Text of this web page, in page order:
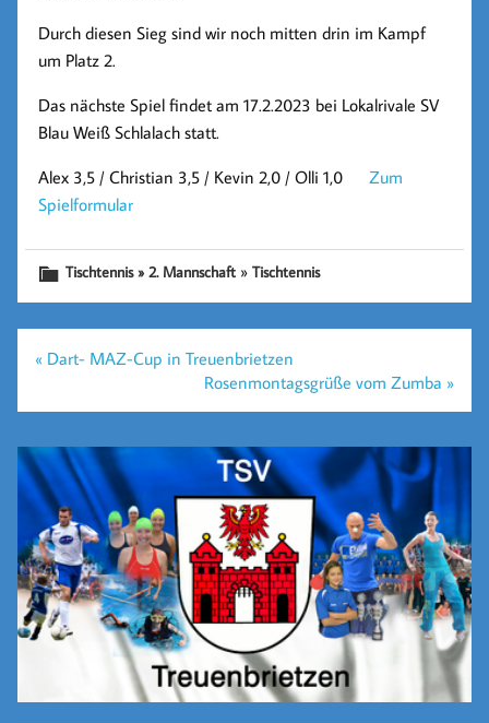
Durch diesen Sieg sind wir noch mitten drin im Kampf
um Platz 2.
Das nächste Spiel findet am 17.2.2023 bei Lokalrivale SV
Blau Weiß Schlalach statt.
Alex 3,5 / Christian 3,5 / Kevin 2,0 / Olli 1,0 Zum
Spielformular
Tischtennis » 2. Mannschaft »Tischtennis
Beitragsnavigation
« Dart- MAZ-Cup in Treuenbrietzen
Rosenmontagsgrüße vom Zumba »